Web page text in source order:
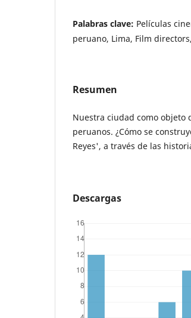
Palabras clave: Películas
peruano, Lima, Film
Resumen
Nuestra ciudad como objeto
peruanos. ¿Cómo se
Reyes', a través de las
Descargas